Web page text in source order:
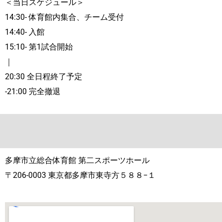
＜当日スケジュール＞
14:30- 体育館内集合、チーム受付
14:40- 入館
15:10- 第1試合開始
20:30 全日程終了予定
-21:00 完全撤退
多摩市立総合体育館 第二スポーツホール
〒206-0003 東京都多摩市東寺方５８８−１